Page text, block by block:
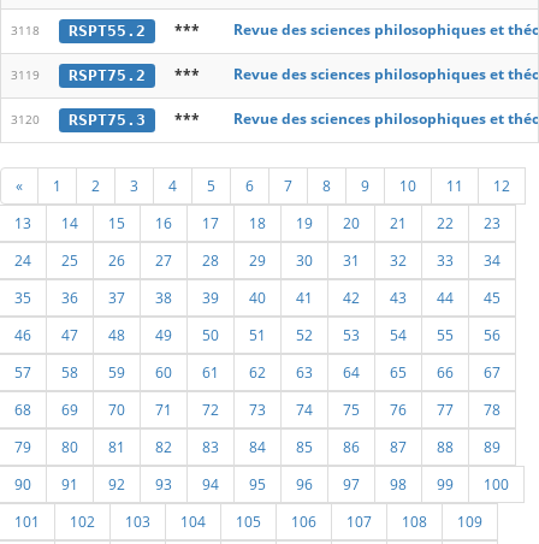
3118 RSPT55.2 *** Revue des sciences philosophiques et
3119 RSPT75.2 *** Revue des sciences philosophiques et
3120 RSPT75.3 *** Revue des sciences philosophiques et
« 1 2 3 4 5 6 7 8 9 10 11
12
13
14 15 16 17 18 19 20 21 22
23
24
25 26 27 28 29 30 31 32 33
34
35
36 37 38 39 40 41 42 43 44
45
46
47 48 49 50 51 52 53 54 55
56
57
58 59 60 61 62 63 64 65 66
67
68
69 70 71 72 73 74 75 76 77
78
79
80 81 82 83 84 85 86 87 88
89
90
91 92 93 94 95 96 97 98 99
100
101
102 103 104 105 106 107 108
109